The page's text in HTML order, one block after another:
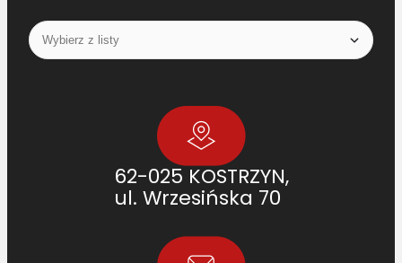
62-025 KOSTRZYN,
ul. Wrzesińska 70